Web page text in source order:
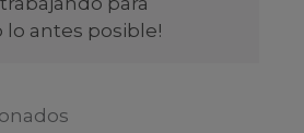
lo antes posible!